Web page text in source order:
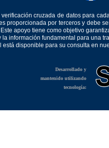
cruzada de datos para
proporcionada por terceros y debe
apoyo tiene como objetivo
información fundamental para una
disponible para su consulta en
Desarrollado y
mantenido utilizando
tecnología: